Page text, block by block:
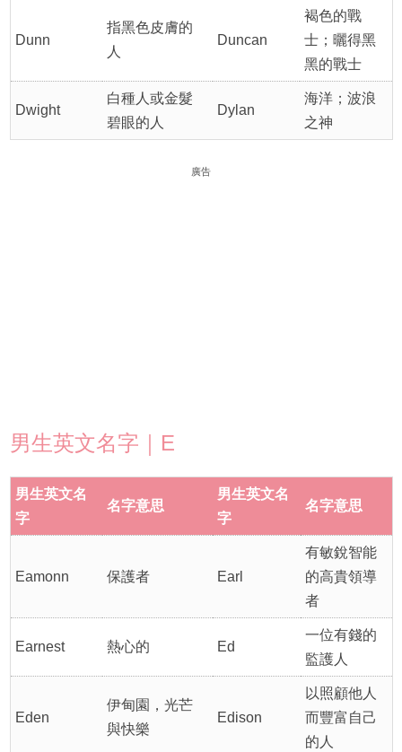
Dunn
指黑色皮膚的
人
Duncan
褐色的戰
士；曬得黑
黑的戰士
Dwight
白種人或金髮
碧眼的人
Dylan
海洋；波浪
之神
廣告
男生英文名字｜E
男生英文名
字
名字意思
男生英文名
字
名字意思
Eamonn 保護者 Earl
有敏銳智能
的高貴領導
者
Earnest 熱心的 Ed
一位有錢的
監護人
Eden
伊甸園，光芒
與快樂
Edison
以照顧他人
而豐富自己
的人